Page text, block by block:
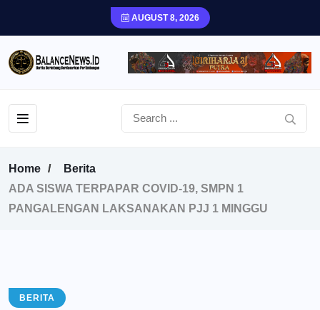
AUGUST 8, 2026
Home
Berita
ADA SISWA TERPAPAR COVID-19, SMPN 1
PANGALENGAN LAKSANAKAN PJJ 1 MINGGU
BERITA